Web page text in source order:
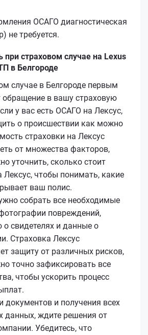
ОСАГО диагностическая
не требуется.
при страховом случае на Lexus
в Белгороде
случае в Белгороде первым
обращение в вашу страховую
у вас есть ОСАГО на Лексус,
о происшествии как можно
страховки на Лексус
от множества факторов,
уточнить, сколько стоит
Лексус, чтобы понимать, какие
ваш полис.
собрать все необходимые
повреждений,
свидетелях и данные о
Страховка Лексус
защиту от различных рисков,
точно зафиксировать все
чтобы ускорить процесс
документов и получения всех
данных, ждите решения от
Убедитесь, что